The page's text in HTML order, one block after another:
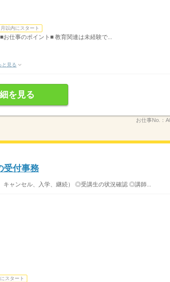
月以内にスタート
仕事のポイント■ 教育関連は未経験で...
と見る
を見る
お仕事No.：
受付事務
キャンセル、入学、継続） ◎受講生の状況確認 ◎講師...
スタート